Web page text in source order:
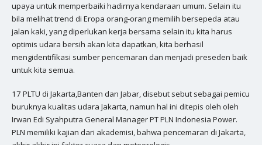
upaya untuk memperbaiki hadirnya kendaraan umum. Selain itu
bila melihat trend di Eropa orang-orang memilih bersepeda atau
jalan kaki, yang diperlukan kerja bersama selain itu kita harus
optimis udara bersih akan kita dapatkan, kita berhasil
mengidentifikasi sumber pencemaran dan menjadi preseden baik
untuk kita semua.
17 PLTU di Jakarta,Banten dan Jabar, disebut sebut sebagai pemicu
buruknya kualitas udara Jakarta, namun hal ini ditepis oleh oleh
Irwan Edi Syahputra General Manager PT PLN Indonesia Power.
PLN memiliki kajian dari akademisi, bahwa pencemaran di Jakarta,